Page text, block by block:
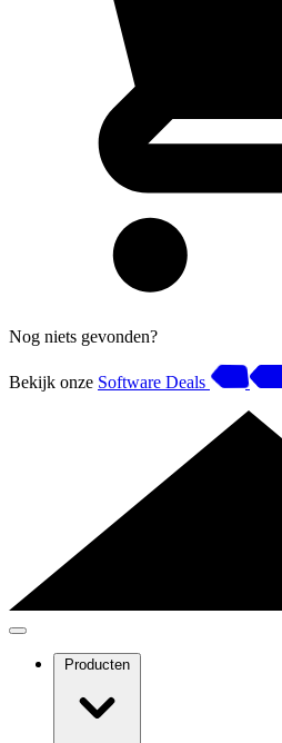
Nog niets gevonden?
Bekijk onze Software Deals
Producten